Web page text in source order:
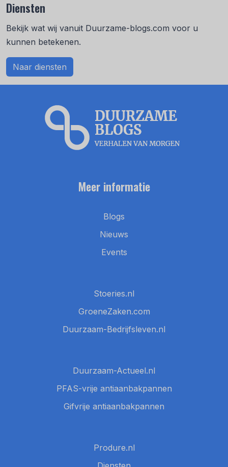
Diensten
Bekijk wat wij vanuit Duurzame-blogs.com voor u
kunnen betekenen.
Naar diensten
Meer informatie
Blogs
Nieuws
Events
Stoeries.nl
GroeneZaken.com
Duurzaam-Bedrijfsleven.nl
Duurzaam-Actueel.nl
PFAS-vrije antiaanbakpannen
Gifvrije antiaanbakpannen
Produre.nl